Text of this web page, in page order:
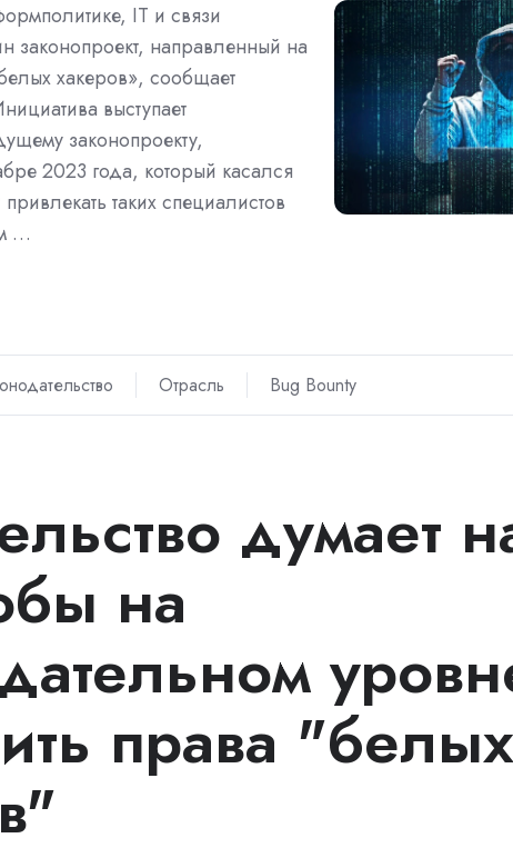
IT и связи
законопроект, направленный на
хакеров», сообщает
выступает
законопроекту,
2023 года, который касался
таких специалистов
…
Отрасль Bug Bounty
думает
на
права "белых